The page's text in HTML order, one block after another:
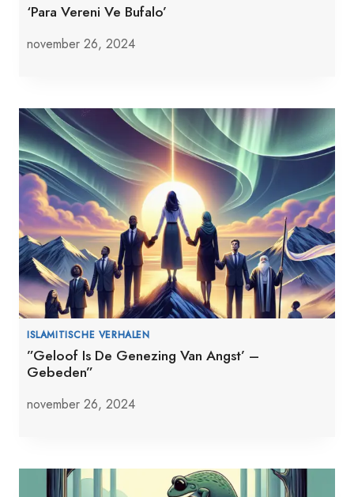
‘Para Vereni Ve Bufalo’
november 26, 2024
ISLAMITISCHE VERHALEN
”Geloof Is De Genezing Van Angst’ –
Gebeden”
november 26, 2024